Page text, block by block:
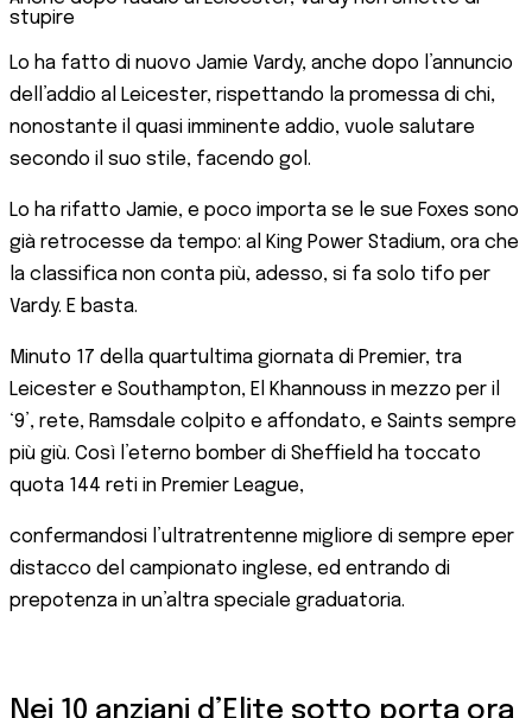
stupire
Lo ha fatto di nuovo Jamie Vardy, anche dopo l’annuncio
dell’addio al Leicester, rispettando la promessa di chi,
nonostante il quasi imminente addio, vuole salutare
secondo il suo stile, facendo gol.
Lo ha rifatto Jamie, e poco importa se le sue Foxes sono
già retrocesse da tempo: al King Power Stadium, ora che
la classifica non conta più, adesso, si fa solo tifo per
Vardy. E basta.
Minuto 17 della quartultima giornata di Premier, tra
Leicester e Southampton, El Khannouss in mezzo per il
‘9’, rete, Ramsdale colpito e affondato, e Saints sempre
più giù. Così l’eterno bomber di Sheffield ha toccato
quota 144 reti in Premier League,
confermandosi l’ultratrentenne migliore di sempre eper
distacco del campionato inglese, ed entrando di
prepotenza in un’altra speciale graduatoria.
Nei 10 anziani d’Elite sotto porta ora